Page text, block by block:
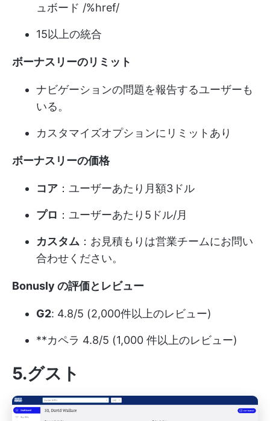
ュボード /%href/
15以上の統合
ボーナスリーのリミット
ナビゲーションの問題を報告するユーザーも
いる。
カスタマイズオプションにリミットあり
ボーナスリーの価格
コア ：ユーザーあたり月額3ドル
プロ ：ユーザーあたり5ドル/月
カスタム ：お見積もりは営業チームにお問い
合わせください。
Bonusly の評価とレビュー
G2: 4.8/5 (2,000件以上のレビュー)
**カペラ 4.8/5 (1,000 件以上のレビュー)
5.グスト